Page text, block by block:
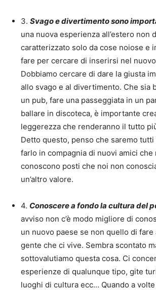
3. Svago e divertimento sono
una nuova esperienza all’estero non
caratterizzato solo da cose noiose e
fare per cercare di inserirsi nel
Dobbiamo cercare di dare la giusta
allo svago e al divertimento. Che sia
un pub, fare una passeggiata in un
ballare in discoteca, è importante
leggerezza che renderanno il tutto
Detto questo, penso che saremo tutti
farlo in compagnia di nuovi amici che
conoscono posti che noi non
un’altro valore.
4. Conoscere a fondo la cultura del
avviso non c’è modo migliore di
un nuovo paese se non quello di fare
gente che ci vive. Sembra scontato
sottovalutiamo questa cosa. Ci
esperienze di qualunque tipo, gite
luoghi di cultura ecc… Quando a